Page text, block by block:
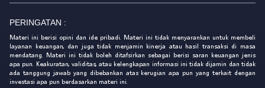
PERINGATAN :
Materi ini berisi opini dan ide pribadi. Materi ini tidak menyarankan untuk membeli
layanan keuangan, dan juga tidak menjamin kinerja atau hasil transaksi di masa
mendatang. Materi ini tidak boleh ditafsirkan sebagai berisi saran keuangan jenis
apa pun. Keakuratan, validitas, atau kelengkapan informasi ini tidak dijamin dan tidak
ada tanggung jawab yang dibebankan atas kerugian apa pun yang terkait dengan
investasi apa pun berdasarkan materi ini.